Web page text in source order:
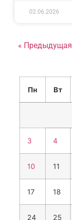
02.06.2026
« Предыдущая
Пн Вт
3 4
10 11
17 18
24 25